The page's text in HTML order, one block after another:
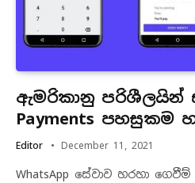
ඇමරිකානු පරිශීලයින්
Payments පහසුකම
Editor December 11, 2021
WhatsApp සේවාව හරහා